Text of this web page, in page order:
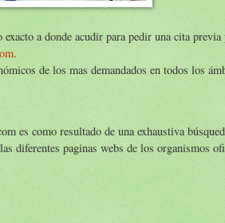
a donde acudir para pedir una cita
.
de los mas demandados en todos los
es como resultado de una exhaustiva
diferentes paginas webs de los organismos